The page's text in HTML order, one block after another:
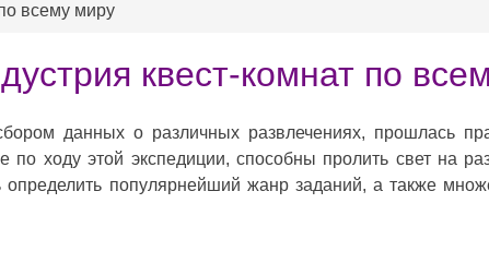
всему миру
квест-комнат по
данных о различных развлечениях, прошлась
ходу этой экспедиции, способны пролить свет на
популярнейший жанр заданий, а также